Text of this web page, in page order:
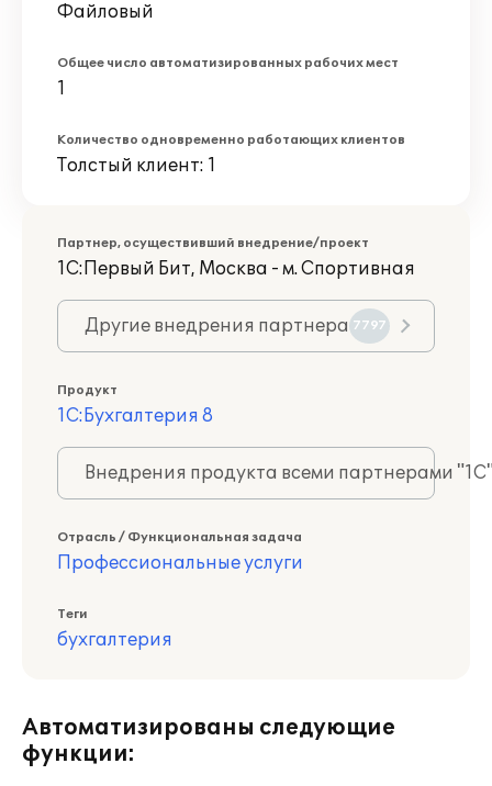
Файловый
Общее число автоматизированных рабочих мест
1
Количество одновременно работающих клиентов
Толстый клиент: 1
Партнер, осуществивший внедрение/проект
1С:Первый Бит, Москва - м. Спортивная
Другие внедрения партнера 7797
Продукт
1С:Бухгалтерия 8
Внедрения продукта всеми партнерами
Отрасль / Функциональная задача
Профессиональные услуги
Теги
бухгалтерия
Автоматизированы следующие
функции: